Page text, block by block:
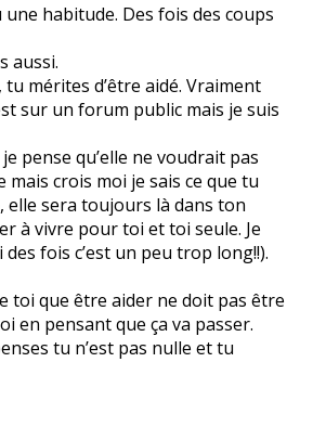
une habitude. Des fois des coups
aussi.
mérites d’être aidé. Vraiment
sur un forum public mais je suis
pense qu’elle ne voudrait pas
crois moi je sais ce que tu
elle sera toujours là dans ton
à vivre pour toi et toi seule. Je
fois c’est un peu trop long!!).
toi que être aider ne doit pas être
en pensant que ça va passer.
tu n’est pas nulle et tu